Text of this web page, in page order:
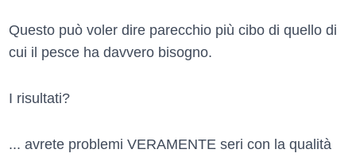
Questo può voler dire parecchio più cibo di quello di
cui il pesce ha davvero bisogno.
I risultati?
... avrete problemi VERAMENTE seri con la qualità